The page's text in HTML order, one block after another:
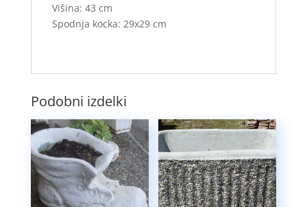
Višina: 43 cm
Spodnja kocka: 29x29 cm
Podobni izdelki